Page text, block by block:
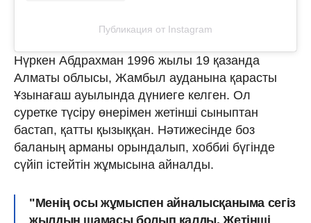
Публикация от Instagram
Нүркен Абдрахман 1996 жылы 19 қазанда
Алматы облысы, Жамбыл ауданына қарасты
Ұзынағаш ауылында дүниеге келген. Ол
суретке түсіру өнерімен жетінші сыныптан
бастап, қатты қызыққан. Нәтижесінде боз
баланың арманы орындалып, хоббиі бүгінде
сүйіп істейтін жұмысына айналды.
"Менің осы жұмыспен айналысқаныма сегіз
жылдың шамасы болып қалды. Жетінші